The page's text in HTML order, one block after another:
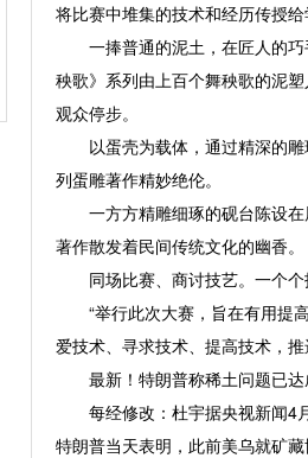
将比赛中堆集的技术和经历传授
一捧普通的泥土，在匠人的巧
秧歌》系列由上百个舞秧歌的泥
观众停步。
以蛋壳为载体，通过精深的雕
列蛋雕著作精妙绝伦。
一方方精雕细琢的砚台陈设在
著作散发着民间传统文化的幽香。
同场比赛、商讨技艺。一个个
“举行此次大赛，旨在有用提高
爱技术、寻求技术、提高技术，
最新！特朗普称稀土问题已达
每经修改：杜宇据央视新闻4月
特朗普当天表明，此前美乌就矿